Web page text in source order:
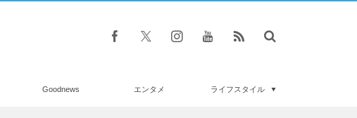
Goodnews エンタメ ライフスタイル